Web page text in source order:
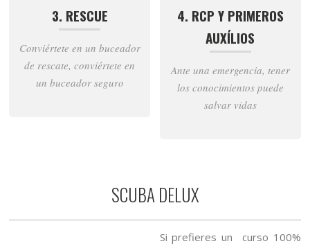
3. RESCUE
Conviértete en un buceador
de rescate, conviértete en
un buceador seguro
4. RCP Y PRIMEROS
AUXÍLIOS
Ante una emergencia, tener
los conocimientos puede
salvar vidas
SCUBA DELUX
Si prefieres un curso 100%